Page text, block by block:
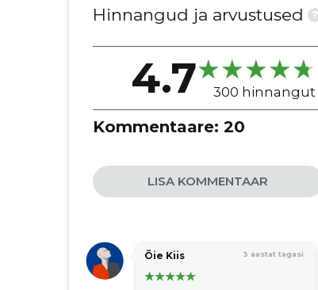
Hinnangud ja arvustused ?
4.7 300 hinnangut
Kommentaare: 20
LISA KOMMENTAAR
Õie Kiis 3 aastat tagasi